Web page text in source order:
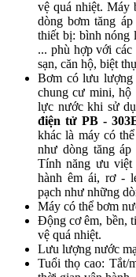
vệ quá nhiệt. Máy
dòng bơm tăng
thiết bị: bình nóng
... phù hợp với
sạn, căn hộ, biệt
Bơm có lưu
chung cư mini, hộ
lực nước khi sử
điện tử PB -
khác là máy có
như dòng tăng
Tính năng ưu việt
hành êm ái, rơ -
pạch như những
Máy có thể bơm
Động cơ êm, bền,
vệ quá nhiệt.
Lưu lượng nước
Tuổi thọ cao: Tắt/